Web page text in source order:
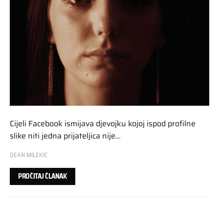
Cijeli Facebook ismijava djevojku kojoj ispod profilne
slike niti jedna prijateljica nije…
DEAN MILEKIĆ
PROČITAJ ČLANAK